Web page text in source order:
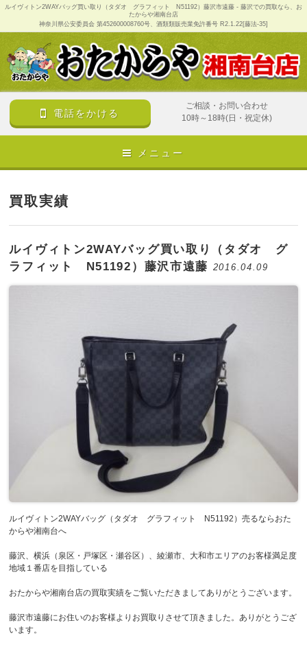
ルイヴィトン2WAYバッグ買い取り（タダオ グラフィット N51192）藤沢市遠藤 - 藤沢での買取なら、お
たからや湘南台店
神奈川県公安委員会 第452600008760号、酒類類販売業免許番号 R2.1.22[藤法-35]
電話をかける
ご相談・お問い合わせ
10時～18時(日・祝定休)
メニュー
買取実績
ルイヴィトン2WAYバッグ買い取り（タダオ グ
ラフィット N51192）藤沢市遠藤 2016.04.09
ルイヴィトン2WAYバッグ（タダオ グラフィット N51192）売るならおた
からや湘南台へ
藤沢、横浜（泉区・戸塚区・瀬谷区）、綾瀬市、大和市エリアのお客様満足度
地域１番店を目指している
おたからや湘南台店の買取実績をご覧いただきましてありがとうございます。
藤沢市遠藤にお住いのお客様よりお買取りさせて頂きました。ありがとうござ
います。